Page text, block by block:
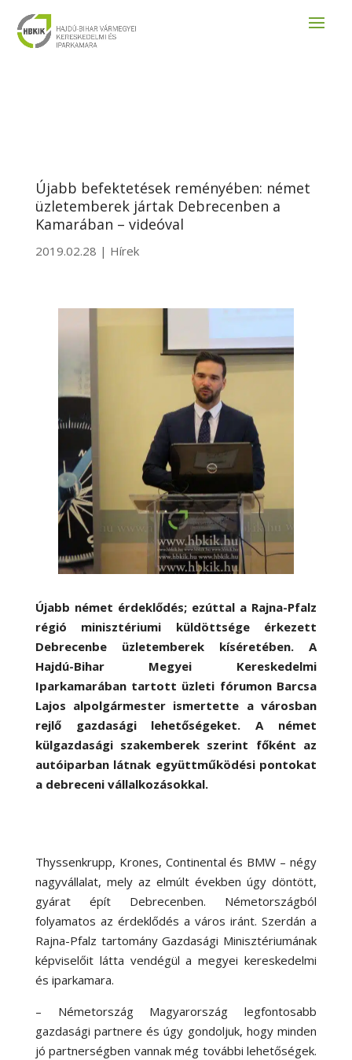
Újabb befektetések reményében: német
üzletemberek jártak Debrecenben a
Kamarában – videóval
2019.02.28 | Hírek
Újabb német érdeklődés; ezúttal a Rajna-Pfalz
régió minisztériumi küldöttsége érkezett
Debrecenbe üzletemberek kíséretében. A
Hajdú-Bihar Megyei Kereskedelmi
Iparkamarában tartott üzleti fórumon Barcsa
Lajos alpolgármester ismertette a városban
rejlő gazdasági lehetőségeket. A német
külgazdasági szakemberek szerint főként az
autóiparban látnak együttműködési pontokat
a debreceni vállalkozásokkal.
Thyssenkrupp, Krones, Continental és BMW – négy
nagyvállalat, mely az elmúlt években úgy döntött,
gyárat épít Debrecenben. Németországból
folyamatos az érdeklődés a város iránt. Szerdán a
Rajna-Pfalz tartomány Gazdasági Minisztériumának
képviselőit látta vendégül a megyei kereskedelmi
és iparkamara.
– Németország Magyarország legfontosabb
gazdasági partnere és úgy gondoljuk, hogy minden
jó partnerségben vannak még további lehetőségek.